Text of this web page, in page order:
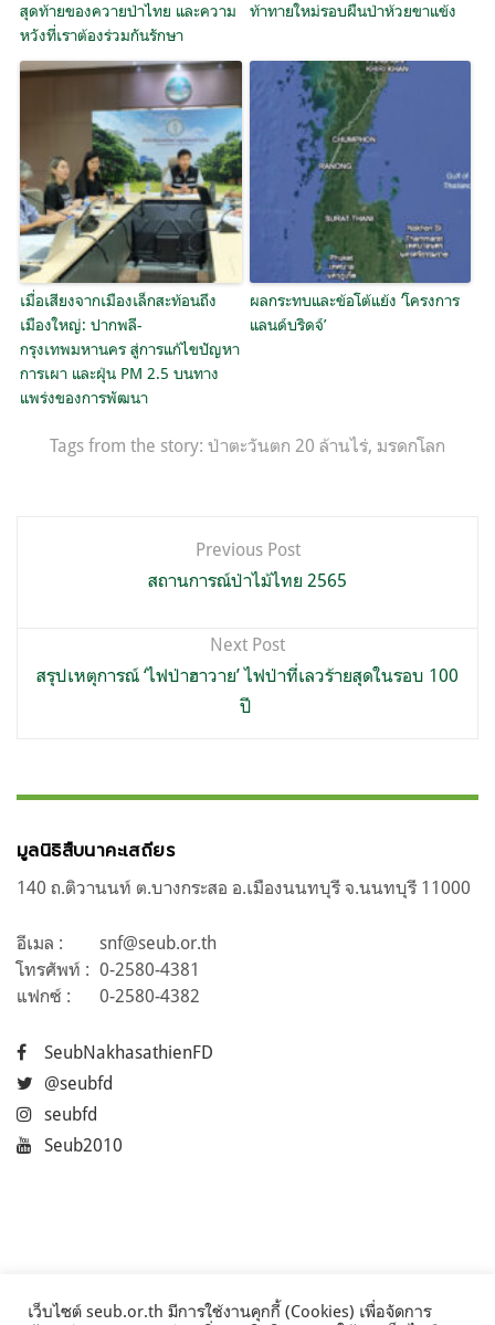
สุดท้ายของควายป่าไทย และความ
หวังที่เราต้องร่วมกันรักษา
ท้าทายใหม่รอบผืนป่าห้วยขาแข้ง
เมื่อเสียงจากเมืองเล็กสะท้อนถึง
เมืองใหญ่: ปากพลี-
กรุงเทพมหานคร สู่การแก้ไขปัญหา
การเผา และฝุ่น PM 2.5 บนทาง
แพร่งของการพัฒนา
ผลกระทบและข้อโต้แย้ง ‘โครงการ
แลนด์บริดจ์’
Tags from the story: ป่าตะวันตก 20 ล้านไร่, มรดกโลก
Previous Post
สถานการณ์ป่าไม้ไทย 2565
Next Post
สรุปเหตุการณ์ ‘ไฟป่าฮาวาย’ ไฟป่าที่เลวร้ายสุดในรอบ 100
ปี
มูลนิธิสืบนาคะเสถียร
140 ถ.ติวานนท์ ต.บางกระสอ อ.เมืองนนทบุรี จ.นนทบุรี 11000
อีเมล :
snf@seub.or.th
โทรศัพท์ : 0-2580-4381
แฟกซ์ :
0-2580-4382
SeubNakhasathienFD
@seubfd
seubfd
Seub2010
เว็บไซต์ seub.or.th มีการใช้งานคุกกี้ (Cookies) เพื่อจัดการ